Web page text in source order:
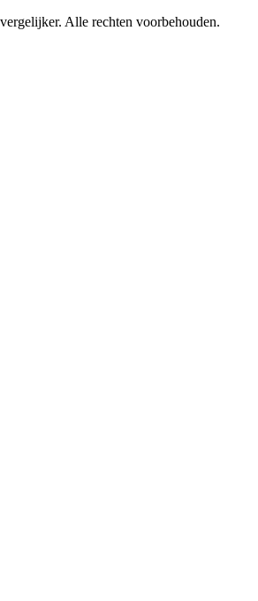
Alle rechten voorbehouden.